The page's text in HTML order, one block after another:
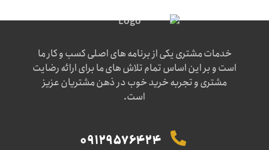
خدمات مشتری یکی از برنامه های اصلی کسب و کار ما
است و بر این اساس تمام تلاش های ما برای ارائه رضایت
مشتری و تجربه خرید خوب در ذهن مشتریان عزیز
است.
09129576424